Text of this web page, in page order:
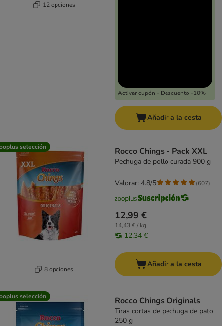
12 opciones
Activar cupón - Descuento -10%
Añadir a la cesta
selección
8 opciones
Rocco Chings - Pack XXL
Pechuga de pollo curada 900 g
12,99 €
14,43 € / kg
12,34 €
Valorar: 4.8/5 (607)
Añadir a la cesta
selección Rocco Chings Originals
Tiras cortas de pechuga de pato
250 g